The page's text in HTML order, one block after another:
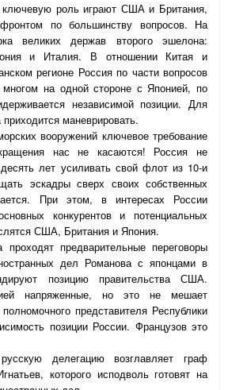
роль играют США и Британия,
по большинству вопросов. На
великих держав второго эшелона:
и Италия. В отношении Китая и
регионе Россия по части вопросов
на одной стороне с Японией, по
независимой позиции. Для
маневрировать.
вооружений ключевое требование
нас не касаются! Россия не
лет усиливать свой флот из 10-и
эскадры сверх своих собственных
При этом, в интересах России
конкурентов и потенциальных
США, Британия и Япония.
предварительные переговоры
дел Романова с японцами в
позицию правительства США.
напряженные, но это не мешает
представителя Республики
позиции России. Французов это
делегацию возглавляет граф
которого исподволь готовят на